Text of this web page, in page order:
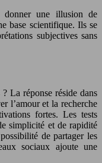
donner une illusion de
base scientifique. Ils se
subjectives sans
La réponse réside dans
l’amour et la recherche
fortes. Les tests
simplicité et de rapidité
de partager les
sociaux ajoute une